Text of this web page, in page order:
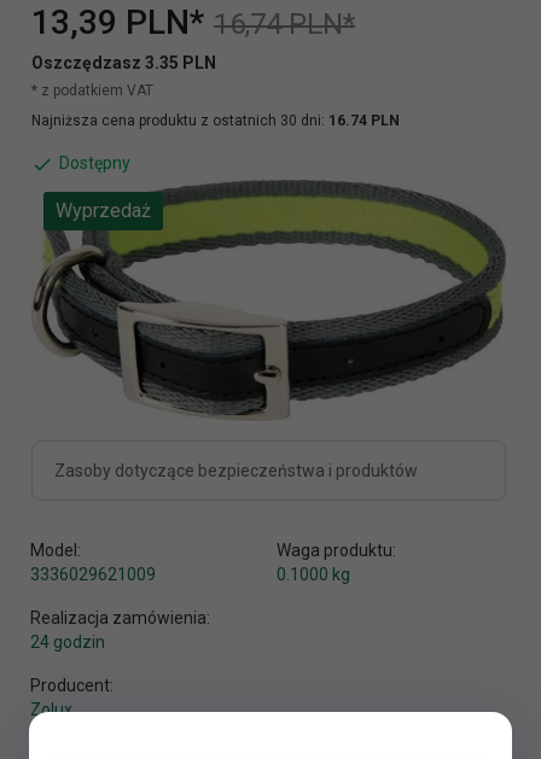
13,39 PLN* 16,74 PLN*
Oszczędzasz 3.35 PLN
* z podatkiem VAT
Najniższa cena produktu z ostatnich 30 dni: 16.74 PLN
Dostępny
Wyprzedaż
Zasoby dotyczące bezpieczeństwa i produktów
Model:
3336029621009
Waga produktu:
0.1000 kg
Realizacja zamówienia:
24 godzin
Producent:
Zolux